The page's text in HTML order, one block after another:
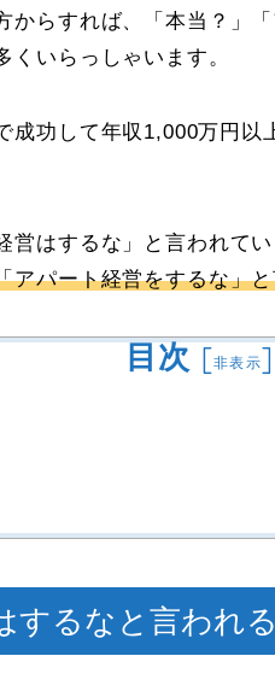
からすれば、「本当？」
くいらっしゃいます。
成功して年収1,000万円
営はするな」と言われて
アパート経営をするな」
目次 [非表示]
するなと言われ